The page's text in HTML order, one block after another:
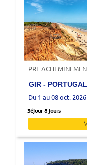
PRE
GIR -
Du 1 au 08 oct. 2026
Séjour 8 jours